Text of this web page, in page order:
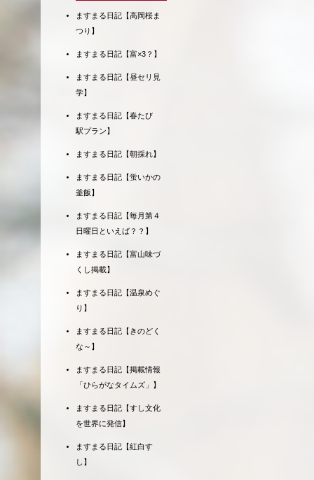
ますまる日記【高岡桜ま
つり】
ますまる日記【富×3？】
ますまる日記【昼セリ見
学】
ますまる日記【春たび
駅プラン】
ますまる日記【朝採れ】
ますまる日記【蛍いかの
釜飯】
ますまる日記【毎月第４
日曜日といえば？？】
ますまる日記【富山味づ
くし掲載】
ますまる日記【温泉めぐ
り】
ますまる日記【きのどく
な～】
ますまる日記【掲載情報
「ひらがなタイムズ」】
ますまる日記【すし文化
を世界に発信】
ますまる日記【紅白す
し】